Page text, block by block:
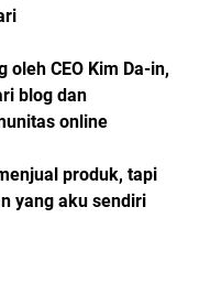
oleh CEO Kim Da-in,
blog dan
online
produk, tapi
yang aku sendiri